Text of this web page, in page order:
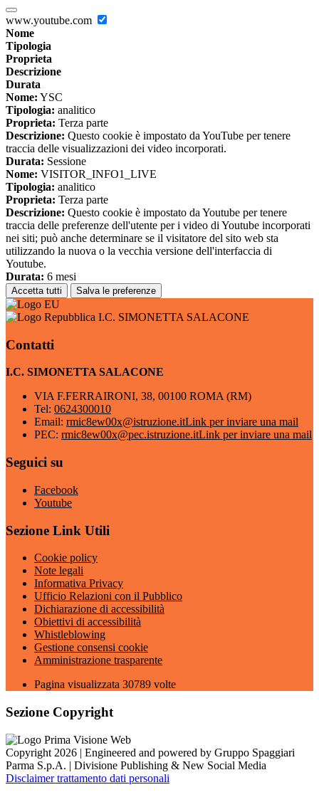
www.youtube.com
Nome
Tipologia
Proprieta
Descrizione
Durata
Nome: YSC
Tipologia: analitico
Proprieta: Terza parte
Descrizione: Questo cookie è impostato da YouTube per tenere
traccia delle visualizzazioni dei video incorporati.
Durata: Sessione
Nome: VISITOR_INFO1_LIVE
Tipologia: analitico
Proprieta: Terza parte
Descrizione: Questo cookie è impostato da Youtube per tenere
traccia delle preferenze dell'utente per i video di Youtube incorporati
nei siti; può anche determinare se il visitatore del sito web sta
utilizzando la nuova o la vecchia versione dell'interfaccia di
Youtube.
Durata: 6 mesi
Accetta tutti Salva le preferenze
I.C. SIMONETTA SALACONE
Contatti
I.C. SIMONETTA SALACONE
VIA F.FERRAIRONI, 38, 00100 ROMA (RM)
Tel: 0624300010
Email: rmic8ew00x@istruzione.itLink per inviare una mail
PEC: rmic8ew00x@pec.istruzione.itLink per inviare una mail
Seguici su
Facebook
Youtube
Sezione Link Utili
Cookie policy
Note legali
Informativa Privacy
Ufficio Relazioni con il Pubblico
Dichiarazione di accessibilità
Obiettivi di accessibilità
Whistleblowing
Gestione consensi cookie
Amministrazione trasparente
Pagina visualizzata 30789 volte
Sezione Copyright
Copyright 2026 | Engineered and powered by Gruppo Spaggiari
Parma S.p.A. | Divisione Publishing & New Social Media
Disclaimer trattamento dati personali